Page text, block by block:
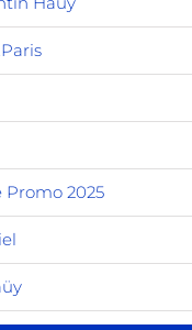
Promo 2025